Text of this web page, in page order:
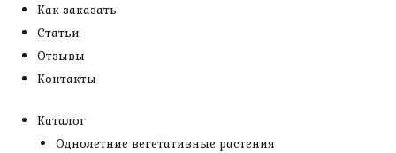
Как заказать
Статьи
Отзывы
Контакты
Каталог
Однолетние вегетативные растения